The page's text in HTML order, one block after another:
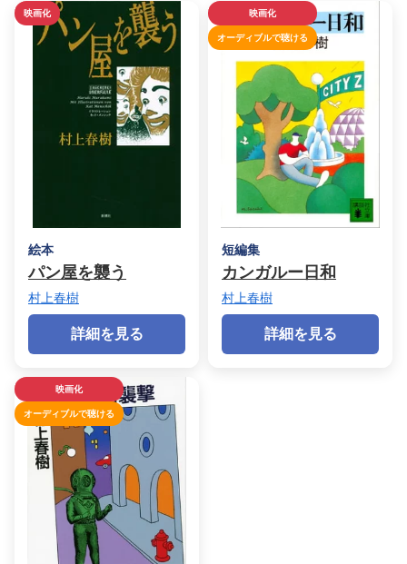
映画化
絵本
パン屋を襲う
村上春樹
詳細を見る
映画化
オーディブルで聴ける
短編集
カンガルー日和
村上春樹
詳細を見る
映画化
オーディブルで聴ける